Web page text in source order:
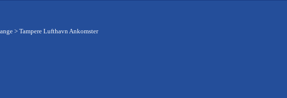
> Tampere Lufthavn Ankomster